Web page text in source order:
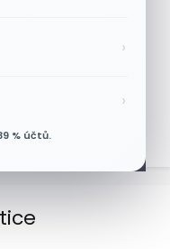
›
›
% účtů.
akcie Chipotle